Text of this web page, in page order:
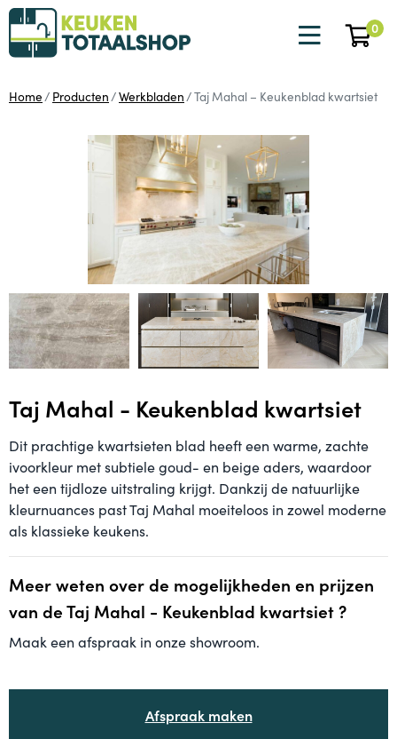
0
Home Producten Werkbladen Taj Mahal – Keukenblad kwartsiet
Taj Mahal - Keukenblad kwartsiet
Dit prachtige kwartsieten blad heeft een warme, zachte
ivoorkleur met subtiele goud- en beige aders, waardoor
het een tijdloze uitstraling krijgt. Dankzij de natuurlijke
kleurnuances past Taj Mahal moeiteloos in zowel moderne
als klassieke keukens.
Meer weten over de mogelijkheden en prijzen
van de Taj Mahal - Keukenblad kwartsiet ?
Maak een afspraak in onze showroom.
Afspraak maken